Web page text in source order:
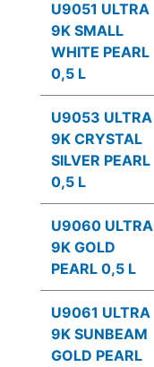
U9051 ULTRA
9K SMALL
WHITE PEARL
0,5 L
U9053 ULTRA
9K CRYSTAL
SILVER PEARL
0,5 L
U9060 ULTRA
9K GOLD
PEARL 0,5 L
U9061 ULTRA
9K SUNBEAM
GOLD PEARL